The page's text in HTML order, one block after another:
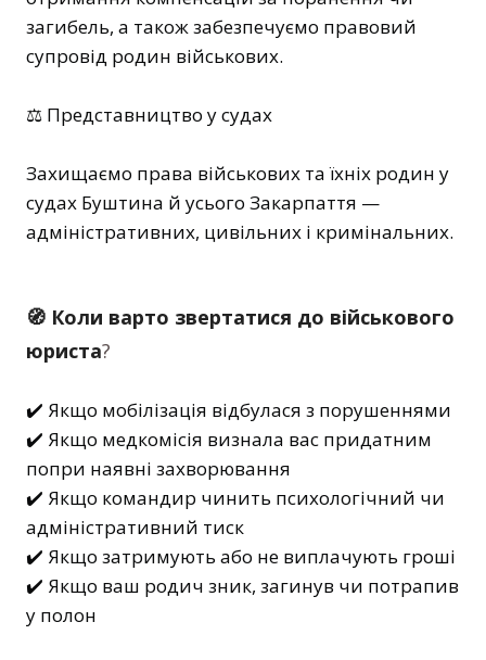
загибель, а також забезпечуємо правовий
супровід родин військових.
⚖️ Представництво у судах
Захищаємо права військових та їхніх родин у
судах Буштина й усього Закарпаття —
адміністративних, цивільних і кримінальних.
🧭 Коли варто звертатися до військового
юриста?
✔️ Якщо мобілізація відбулася з порушеннями
✔️ Якщо медкомісія визнала вас придатним
попри наявні захворювання
✔️ Якщо командир чинить психологічний чи
адміністративний тиск
✔️ Якщо затримують або не виплачують гроші
✔️ Якщо ваш родич зник, загинув чи потрапив
у полон